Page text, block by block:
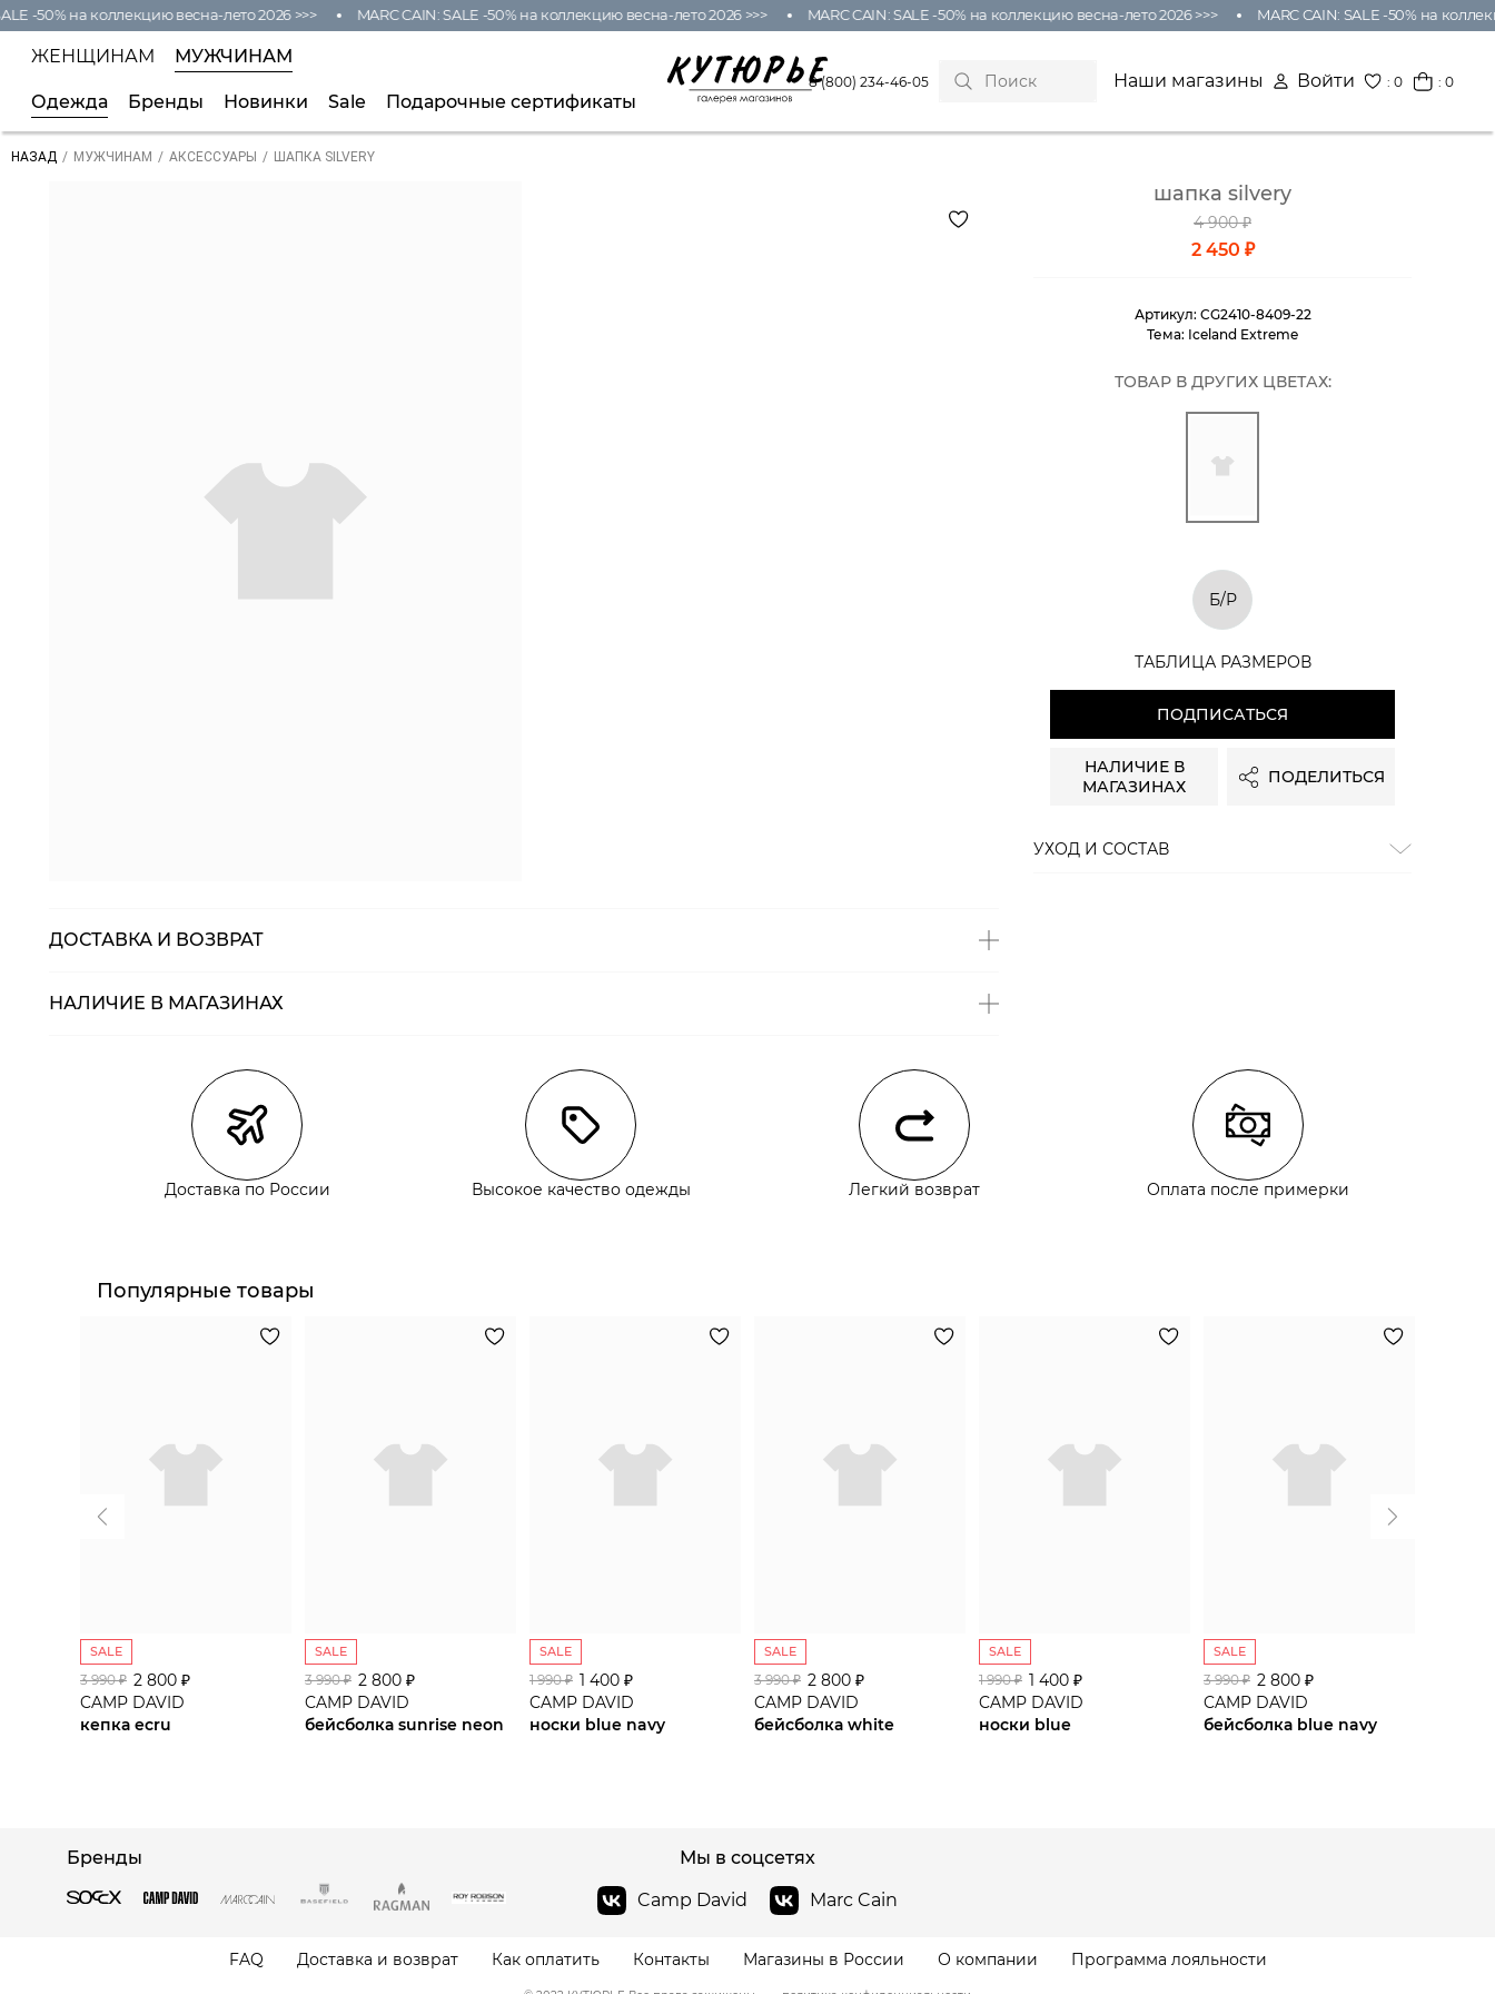
-50% на коллекцию весна-лето 2026 >>> MARC CAIN: SALE -50% на коллекцию весна-лето 2026 >>> MARC CAIN: SALE -50% на коллекцию весна-лето 2026 >>> MARC CAIN: SALE -50% на
ЖЕНЩИНАМ МУЖЧИНАМ
Одежда Бренды Новинки Sale Подарочные сертификаты
8 (800) 234-46-05 Наши магазины Войти :0 : 0
НАЗАД / МУЖЧИНАМ / АКСЕССУАРЫ / ШАПКА SILVERY
ДОСТАВКА И ВОЗВРАТ
Курьерская доставка СДЭК
Самовывоз из пункта выдачи СДЭК
Самовывоз из наших магазинов
сайте СДЭК
НАЛИЧИЕ В МАГАЗИНАХ
шапка silvery
4 900 ₽
2 450 ₽
Артикул: CG2410-8409-22
Тема: Iceland Extreme
ТОВАР В ДРУГИХ ЦВЕТАХ:
Б/Р
ТАБЛИЦА РАЗМЕРОВ
ПОДПИСАТЬСЯ
НАЛИЧИЕ В
МАГАЗИНАХ
ПОДЕЛИТЬСЯ
УХОД И СОСТАВ
Доставка по России Высокое качество одежды Легкий возврат Оплата после примерки
Популярные товары
SALE
3 990 ₽ 2 800 ₽
CAMP DAVID
кепка ecru
SALE
3 990 ₽ 2 800 ₽
CAMP DAVID
бейсболка sunrise neon
SALE
1 990 ₽ 1 400 ₽
CAMP DAVID
носки blue navy
SALE
3 990 ₽ 2 800 ₽
CAMP DAVID
бейсболка white
SALE
1 990 ₽ 1 400 ₽
CAMP DAVID
носки blue
SALE
3 990 ₽ 2 800 ₽
CAMP DAVID
бейсболка blue navy
Бренды
Мы в соцсетях
Camp David
Marc Cain
FAQ Доставка и возврат Как оплатить Контакты Магазины в России О компании Программа лояльности